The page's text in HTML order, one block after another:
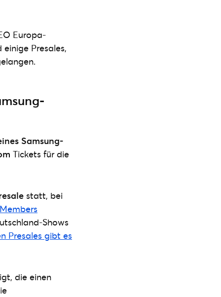
Europa-
Presales,
Samsung-
Tickets für die
statt, bei
Shows
Presales gibt es
die einen